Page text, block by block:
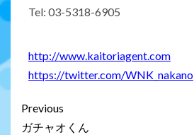
Tel: 03-5318-6905
http://www.kaitoriagent.com
https://twitter.com/WNK_nakano
Previous
ガチャオくん